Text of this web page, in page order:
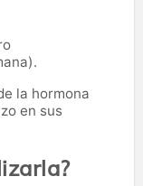
la hormona
en sus